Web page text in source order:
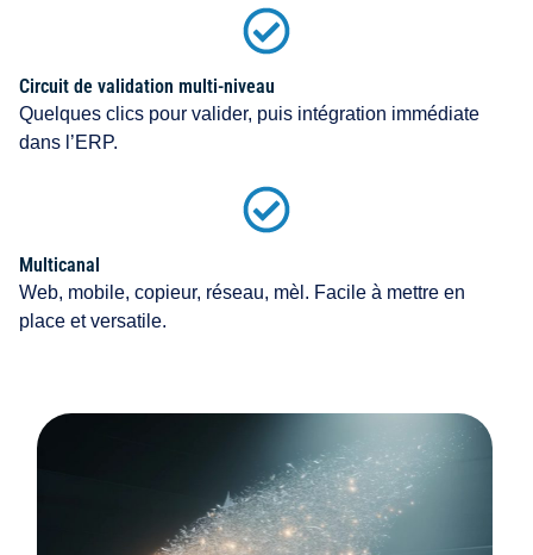
Circuit de validation multi-niveau
Quelques clics pour valider, puis intégration immédiate
dans l’ERP.
Multicanal
Web, mobile, copieur, réseau, mèl. Facile à mettre en
place et versatile.